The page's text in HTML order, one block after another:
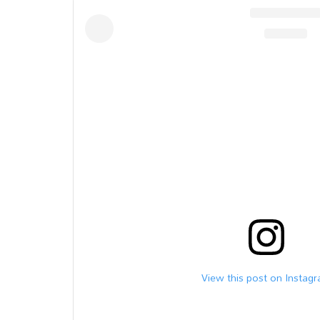
View this post on